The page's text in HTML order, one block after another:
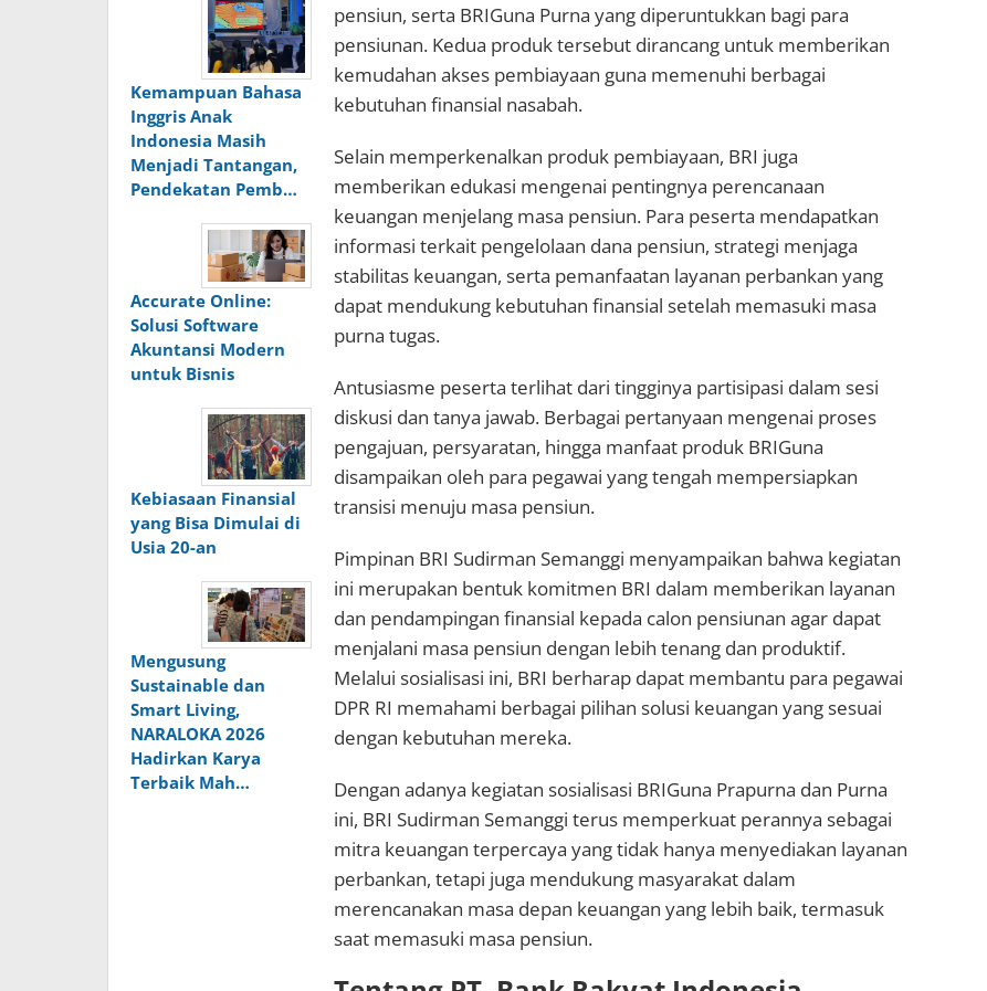
Kemampuan Bahasa
Inggris Anak
Indonesia Masih
Menjadi Tantangan,
Pendekatan Pemb…
Accurate Online:
Solusi Software
Akuntansi Modern
untuk Bisnis
Kebiasaan Finansial
yang Bisa Dimulai di
Usia 20-an
Mengusung
Sustainable dan
Smart Living,
NARALOKA 2026
Hadirkan Karya
Terbaik Mah…
pensiun, serta BRIGuna Purna yang diperuntukkan bagi para
pensiunan. Kedua produk tersebut dirancang untuk memberikan
kemudahan akses pembiayaan guna memenuhi berbagai
kebutuhan finansial nasabah.
Selain memperkenalkan produk pembiayaan, BRI juga
memberikan edukasi mengenai pentingnya perencanaan
keuangan menjelang masa pensiun. Para peserta mendapatkan
informasi terkait pengelolaan dana pensiun, strategi menjaga
stabilitas keuangan, serta pemanfaatan layanan perbankan yang
dapat mendukung kebutuhan finansial setelah memasuki masa
purna tugas.
Antusiasme peserta terlihat dari tingginya partisipasi dalam sesi
diskusi dan tanya jawab. Berbagai pertanyaan mengenai proses
pengajuan, persyaratan, hingga manfaat produk BRIGuna
disampaikan oleh para pegawai yang tengah mempersiapkan
transisi menuju masa pensiun.
Pimpinan BRI Sudirman Semanggi menyampaikan bahwa kegiatan
ini merupakan bentuk komitmen BRI dalam memberikan layanan
dan pendampingan finansial kepada calon pensiunan agar dapat
menjalani masa pensiun dengan lebih tenang dan produktif.
Melalui sosialisasi ini, BRI berharap dapat membantu para pegawai
DPR RI memahami berbagai pilihan solusi keuangan yang sesuai
dengan kebutuhan mereka.
Dengan adanya kegiatan sosialisasi BRIGuna Prapurna dan Purna
ini, BRI Sudirman Semanggi terus memperkuat perannya sebagai
mitra keuangan terpercaya yang tidak hanya menyediakan layanan
perbankan, tetapi juga mendukung masyarakat dalam
merencanakan masa depan keuangan yang lebih baik, termasuk
saat memasuki masa pensiun.